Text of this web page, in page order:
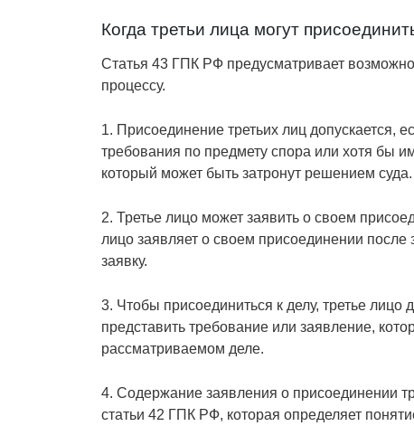
Когда третьи лица могут
Статья 43 ГПК РФ предусматривает
процессу.
1. Присоединение третьих лиц допускается,
требования по предмету спора или хотя бы
который может быть затронут решением суда.
2. Третье лицо может заявить о своем
лицо заявляет о своем присоединении после
заявку.
3. Чтобы присоединиться к делу, третье
представить требование или заявление,
рассматриваемом деле.
4. Содержание заявления о присоединении
статьи 42 ГПК РФ, которая определяет